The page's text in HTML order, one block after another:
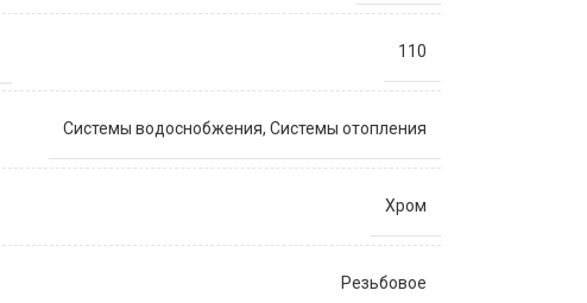
110
Системы водоснобжения, Системы отопления
Хром
Резьбовое